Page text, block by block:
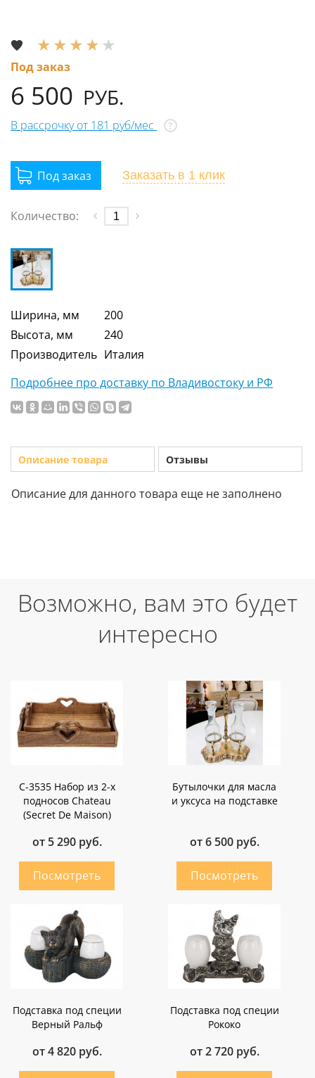
Под заказ
6 500 РУБ.
В рассрочку от 181 руб/мес ?
Заказать в 1 клик
Количество:
Ширина, мм
200
Высота, мм
240
Производитель Италия
Подробнее про доставку по Владивостоку и РФ
Описание товара Отзывы
Описание для данного товара еще не заполнено
Возможно, вам это будет
интересно
C-3535 Набор из 2-х
подносов Chateau
(Secret De Maison)
от 5 290 руб.
Бутылочки для масла
и уксуса на подставке
от 6 500 руб.
Подставка под специи
Верный Ральф
от 4 820 руб.
Подставка под специи
Рококо
от 2 720 руб.